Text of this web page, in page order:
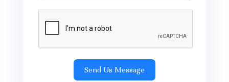
Send Us Message